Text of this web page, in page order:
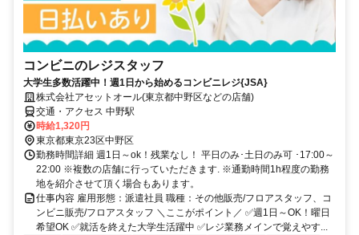
コンビニのレジスタッフ
大学生多数活躍中！週1日から始めるコンビニレジ{JSA}
株式会社アセットオール(東京都中野区などの店舗)
交通・アクセス 中野駅
時給1,320円
東京都東京23区中野区
勤務時間詳細 週1日～ok！残業なし！ 平日のみ･土日のみ可 ･17:00～
22:00 ※複数の店舗に行っていただきます. ※通勤時間1h程度の勤務
地を紹介させて頂く場合もあります。
仕事内容 雇用形態：派遣社員 職種：その他販売/フロアスタッフ、コ
ンビニ販売/フロアスタッフ ＼ここがポイント／ ✅週1日～OK！曜日
希望OK ✅就活を終えた大学生活躍中 ✅レジ業務メインで覚えやす...